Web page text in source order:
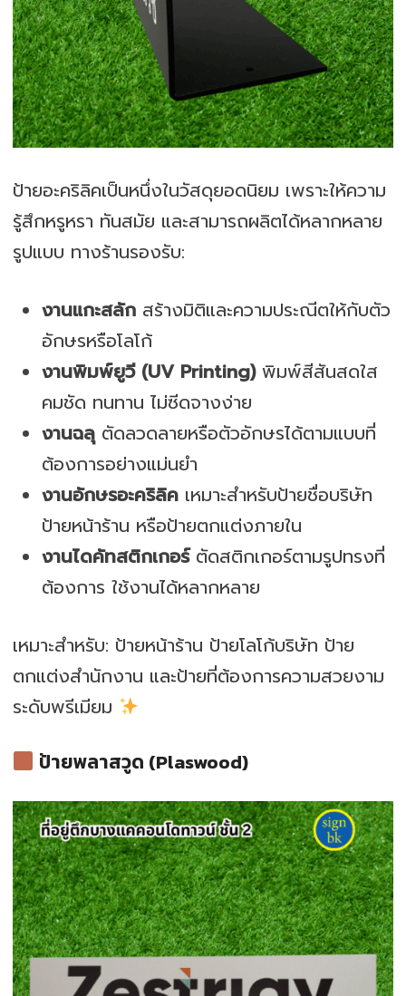
ป้ายอะคริลิคเป็นหนึ่งในวัสดุยอดนิยม เพราะให้ความ
รู้สึกหรูหรา ทันสมัย และสามารถผลิตได้หลากหลาย
รูปแบบ ทางร้านรองรับ:
งานแกะสลัก สร้างมิติและความประณีตให้กับตัว
อักษรหรือโลโก้
งานพิมพ์ยูวี (UV Printing)พิมพ์สีสันสดใส
คมชัด ทนทาน ไม่ซีดจางง่าย
งานฉลุตัดลวดลายหรือตัวอักษรได้ตามแบบที่
ต้องการอย่างแม่นยำ
งานอักษรอะคริลิค เหมาะสำหรับป้ายชื่อบริษัท
ป้ายหน้าร้าน หรือป้ายตกแต่งภายใน
งานไดคัทสติกเกอร์ตัดสติกเกอร์ตามรูปทรงที่
ต้องการ ใช้งานได้หลากหลาย
เหมาะสำหรับ: ป้ายหน้าร้าน ป้ายโลโก้บริษัท ป้าย
ตกแต่งสำนักงาน และป้ายที่ต้องการความสวยงาม
ระดับพรีเมียม
ป้ายพลาสวูด (Plaswood)